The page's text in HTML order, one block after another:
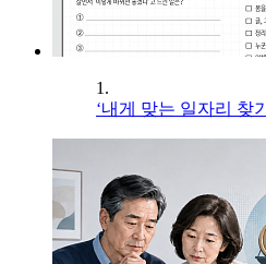
1.
‘내게 맞는 일자리 찾